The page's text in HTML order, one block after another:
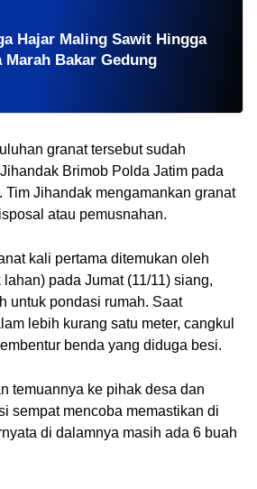
Hajar Maling Sawit Hingga
Marah Bakar Gedung
granat tersebut sudah
Brimob Polda Jatim pada
Tim Jihandak mengamankan granat
atau pemusnahan.
kali pertama ditemukan oleh
pada Jumat (11/11) siang,
untuk pondasi rumah. Saat
lebih kurang satu meter, cangkul
benda yang diduga besi.
temuannya ke pihak desa dan
sempat mencoba memastikan di
di dalamnya masih ada 6 buah